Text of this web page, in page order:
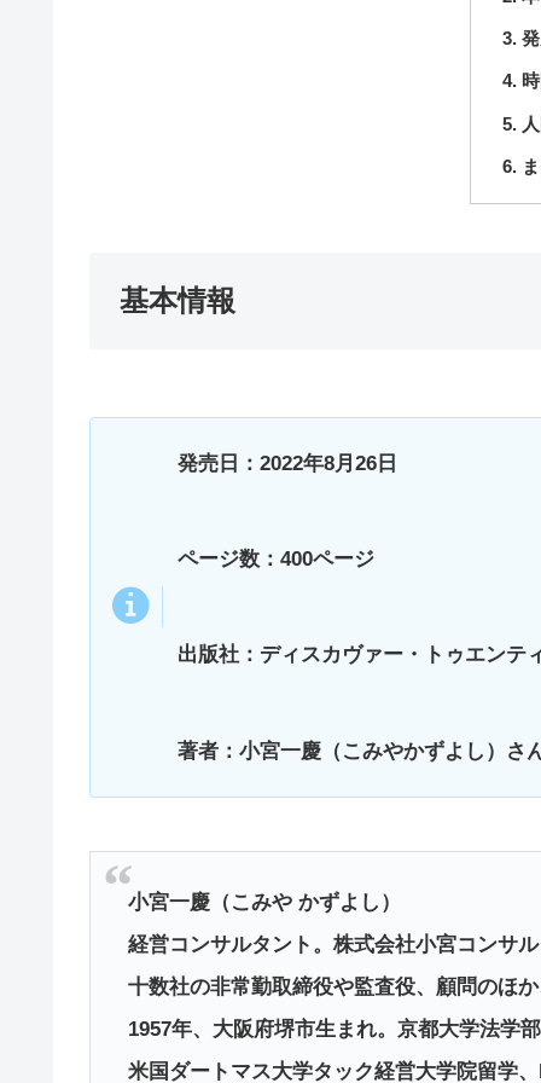
基本情報
発売日：2022年8月26日
ページ数：400ページ
出版社：ディスカヴァー・トゥエンテ
著者：小宮一慶（こみやかずよし）さ
小宮一慶（こみや かずよし）
経営コンサルタント。株式会社小宮コンサル
十数社の非常勤取締役や監査役、顧問のほ
1957年、大阪府堺市生まれ。京都大学法学
米国ダートマス大学タック経営大学院留学